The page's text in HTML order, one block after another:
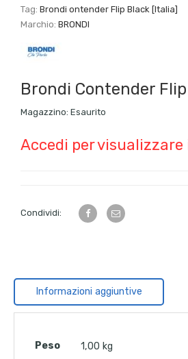
Tag:Brondi ontender Flip Black [Italia]
Marchio:BRONDI
Brondi Contender
Magazzino: Esaurito
Accedi per visualizzare
Condividi:
Informazioni aggiuntive
Peso 1,00 kg